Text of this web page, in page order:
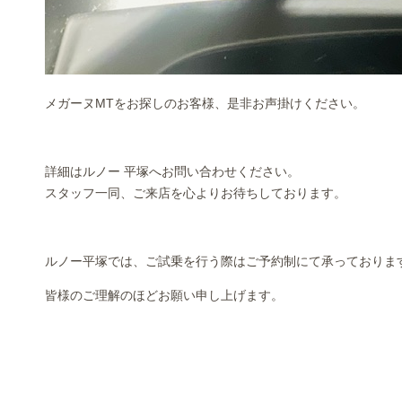
メガーヌMTをお探しのお客様、是非お声掛けください。
詳細はルノー 平塚へお問い合わせください。
スタッフ一同、ご来店を心よりお待ちしております。
ルノー平塚では、ご試乗を行う際はご予約制にて承っておりま
皆様のご理解のほどお願い申し上げます。